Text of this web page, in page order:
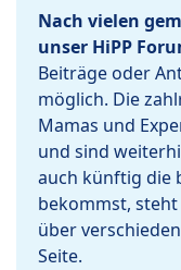
Nach vielen
unser HiPP
Beiträge oder
möglich. Die
Mamas und
und sind
auch künftig die
bekommst,
über
Seite.